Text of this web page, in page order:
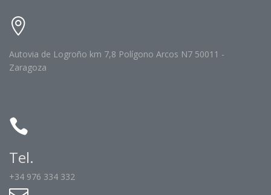
Autovia de Logroño km 7,8 Polígono Arcos N7 50011 -
Zaragoza
Tel.
+34 976 334 332